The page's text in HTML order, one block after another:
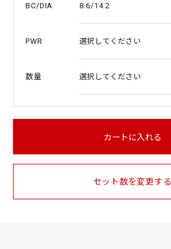
BC/DIA 8.6/14.2
PWR
数量
カートに入れる
セット数を変更する